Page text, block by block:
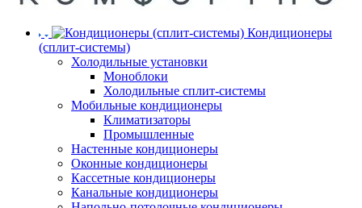
Кондиционеры
(сплит-системы)
Холодильные установки
Моноблоки
Холодильные сплит-системы
Мобильные кондиционеры
Климатизаторы
Промышленные
Настенные кондиционеры
Оконные кондиционеры
Кассетные кондиционеры
Канальные кондиционеры